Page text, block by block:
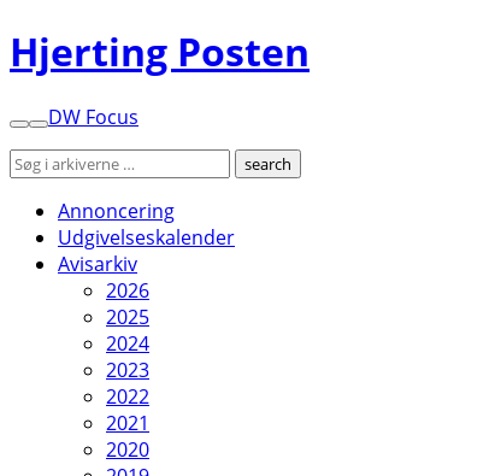
Hjerting Posten
DW Focus
Annoncering
Udgivelseskalender
Avisarkiv
2026
2025
2024
2023
2022
2021
2020